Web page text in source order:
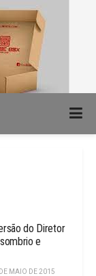
do Diretor
e
MAIO DE 2015